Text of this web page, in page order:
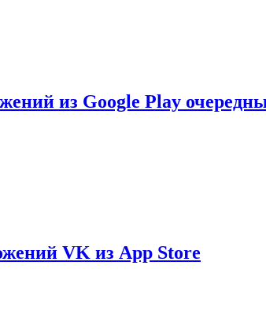
из Google Play
VK из App Store